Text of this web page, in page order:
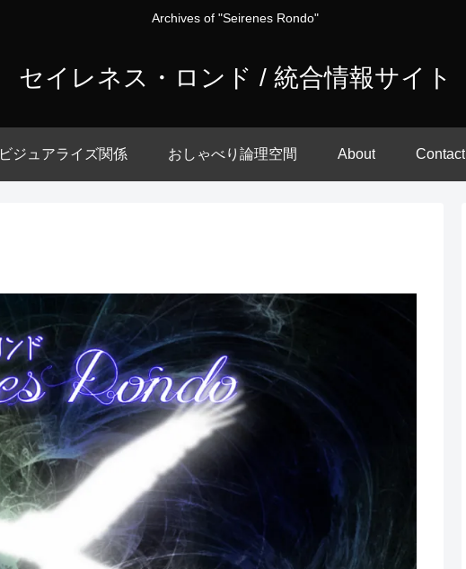
Archives of "Seirenes Rondo"
セイレネス・ロンド / 統合情報サイト
ビジュアライズ関係 おしゃべり論理空間 About Contact